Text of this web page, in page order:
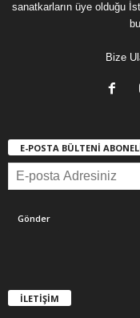
sanatkarların üye olduğu
Bize
E-POSTA BÜLTENİ
İLETİŞİM